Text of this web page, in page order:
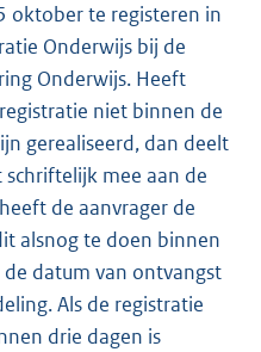
oktober te registeren in
Onderwijs bij de
Onderwijs. Heeft
niet binnen de
gerealiseerd, dan deelt
schriftelijk mee aan de
de aanvrager de
alsnog te doen binnen
datum van ontvangst
Als de registratie
drie dagen is